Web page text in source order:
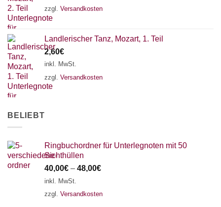
zzgl. Versandkosten
Landlerischer Tanz, Mozart, 1. Teil
2,60€
inkl. MwSt.
zzgl. Versandkosten
BELIEBT
Ringbuchordner für Unterlegnoten mit 50
Sichthüllen
40,00€ – 48,00€
inkl. MwSt.
zzgl. Versandkosten
AKKORDZITHER